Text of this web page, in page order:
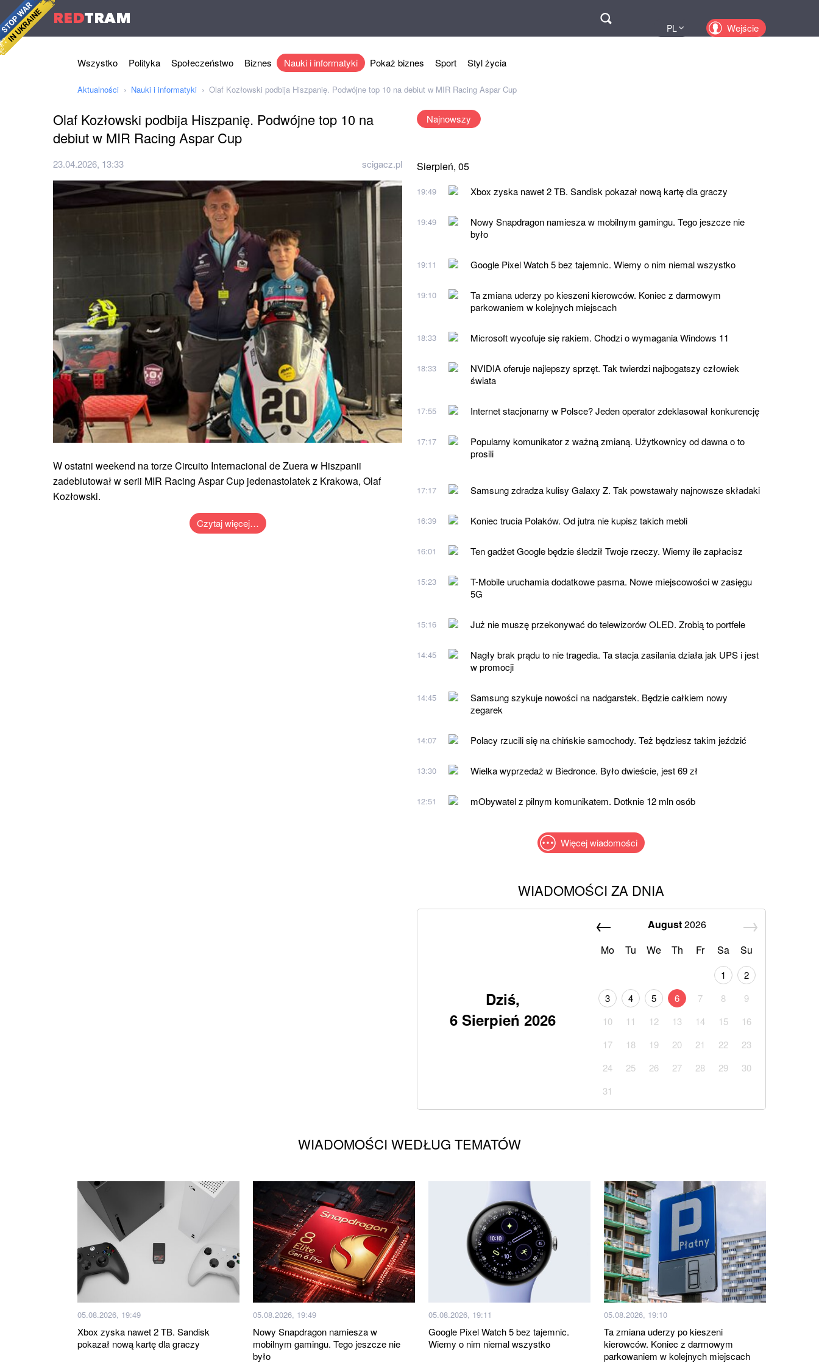
REDTRAM
PL Wejście
Wszystko Polityka Społeczeństwo Biznes Nauki i informatyki Pokaż biznes Sport Styl życia
Aktualności Nauki i informatyki Olaf Kozłowski podbija Hiszpanię. Podwójne top 10 na debiut w MIR Racing Aspar Cup
Olaf Kozłowski podbija Hiszpanię. Podwójne top 10 na
debiut w MIR Racing Aspar Cup
23.04.2026, 13:33 scigacz.pl
W ostatni weekend na torze Circuito Internacional de Zuera w Hiszpanii
zadebiutował w serii MIR Racing Aspar Cup jedenastolatek z Krakowa, Olaf
Kozłowski.
Czytaj więcej…
Najnowszy
Sierpień, 05
19:49 Xbox zyska nawet 2 TB. Sandisk pokazał nową kartę dla graczy
19:49
Nowy Snapdragon namiesza w mobilnym gamingu. Tego jeszcze nie
było
19:11 Google Pixel Watch 5 bez tajemnic. Wiemy o nim niemal wszystko
19:10
Ta zmiana uderzy po kieszeni kierowców. Koniec z darmowym
parkowaniem w kolejnych miejscach
18:33 Microsoft wycofuje się rakiem. Chodzi o wymagania Windows 11
18:33
NVIDIA oferuje najlepszy sprzęt. Tak twierdzi najbogatszy człowiek
świata
17:55 Internet stacjonarny w Polsce? Jeden operator zdeklasował konkurencję
17:17
Popularny komunikator z ważną zmianą. Użytkownicy od dawna o to
prosili
17:17 Samsung zdradza kulisy Galaxy Z. Tak powstawały najnowsze składaki
16:39 Koniec trucia Polaków. Od jutra nie kupisz takich mebli
16:01 Ten gadżet Google będzie śledził Twoje rzeczy. Wiemy ile zapłacisz
15:23
T-Mobile uruchamia dodatkowe pasma. Nowe miejscowości w zasięgu
5G
15:16 Już nie muszę przekonywać do telewizorów OLED. Zrobią to portfele
14:45
Nagły brak prądu to nie tragedia. Ta stacja zasilania działa jak UPS i jest
w promocji
14:45
Samsung szykuje nowości na nadgarstek. Będzie całkiem nowy
zegarek
14:07 Polacy rzucili się na chińskie samochody. Też będziesz takim jeździć
13:30 Wielka wyprzedaż w Biedronce. Było dwieście, jest 69 zł
12:51 mObywatel z pilnym komunikatem. Dotknie 12 mln osób
Więcej wiadomości
WIADOMOŚCI ZA DNIA
Dziś,
6 Sierpień 2026
August2026
Mo
Tu We Th Fr Sa Su
1
2
3
4 5 6 7 8
9
10
11 12 13 14 15
16
17
18 19 20 21 22
23
24
25 26 27 28 29
30
31
WIADOMOŚCI WEDŁUG TEMATÓW
05.08.2026, 19:49
Xbox zyska nawet 2 TB. Sandisk
pokazał nową kartę dla graczy
05.08.2026, 19:49
Nowy Snapdragon namiesza w
mobilnym gamingu. Tego jeszcze nie
było
05.08.2026, 19:11
Google Pixel Watch 5 bez tajemnic.
Wiemy o nim niemal wszystko
05.08.2026, 19:10
Ta zmiana uderzy po kieszeni
kierowców. Koniec z darmowym
parkowaniem w kolejnych miejscach